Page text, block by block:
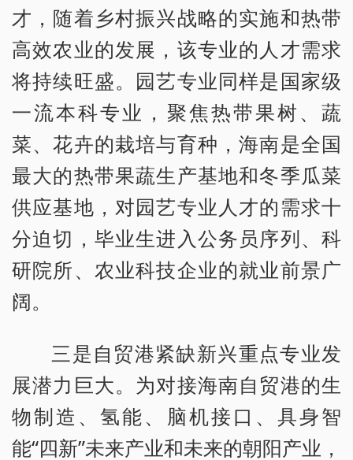
才，随着乡村振兴战略的实施和热带
高效农业的发展，该专业的人才需求
将持续旺盛。园艺专业同样是国家级
一流本科专业，聚焦热带果树、蔬
菜、花卉的栽培与育种，海南是全国
最大的热带果蔬生产基地和冬季瓜菜
供应基地，对园艺专业人才的需求十
分迫切，毕业生进入公务员序列、科
研院所、农业科技企业的就业前景广
阔。
三是自贸港紧缺新兴重点专业发
展潜力巨大。为对接海南自贸港的生
物制造、氢能、脑机接口、具身智
能“四新”未来产业和未来的朝阳产业，